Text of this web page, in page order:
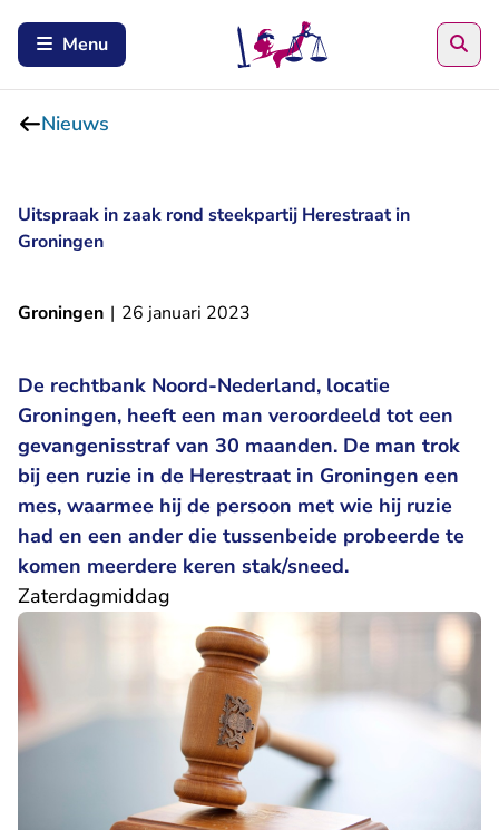
Menu
Nieuws
Uitspraak in zaak rond steekpartij Herestraat in
Groningen
Groningen | 26 januari 2023
De rechtbank Noord-Nederland, locatie
Groningen, heeft een man veroordeeld tot een
gevangenisstraf van 30 maanden. De man trok
bij een ruzie in de Herestraat in Groningen een
mes, waarmee hij de persoon met wie hij ruzie
had en een ander die tussenbeide probeerde te
komen meerdere keren stak/sneed.
Zaterdagmiddag